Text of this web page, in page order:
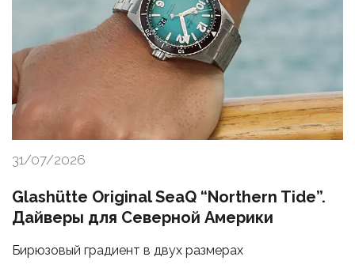
31/07/2026
Glashütte Original SeaQ “Northern Tide”.
Дайверы для Северной Америки
Бирюзовый градиент в двух размерах